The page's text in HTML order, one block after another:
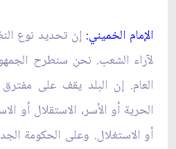
الإمام الخميني: إن تحديد نوع
لآراء الشعب. نحن سنطرح
العام. إن البلد يقف على
الحرية أو الأسر، الاستقلال أو
أو الاستغلال. وعلى الحكومة